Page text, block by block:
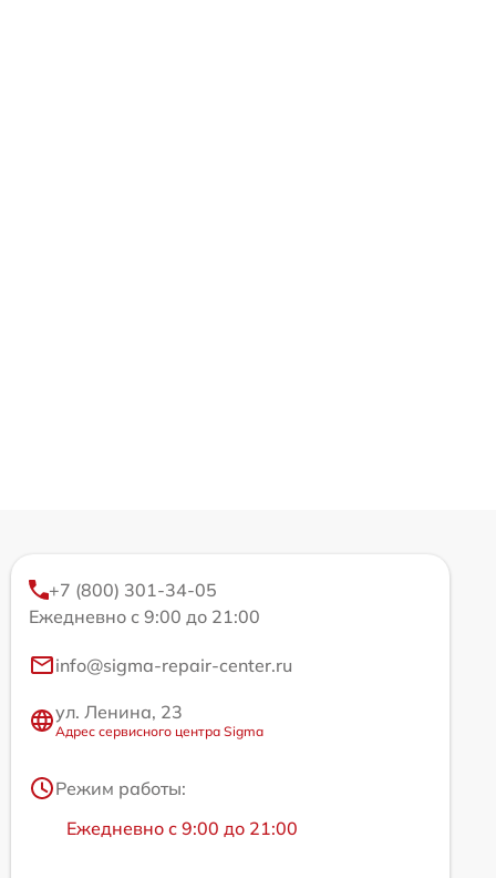
+7 (800) 301-34-05
Ежедневно с 9:00 до 21:00
info@sigma-repair-center.ru
ул. Ленина, 23
Адрес сервисного центра Sigma
Режим работы:
Ежедневно с 9:00 до 21:00